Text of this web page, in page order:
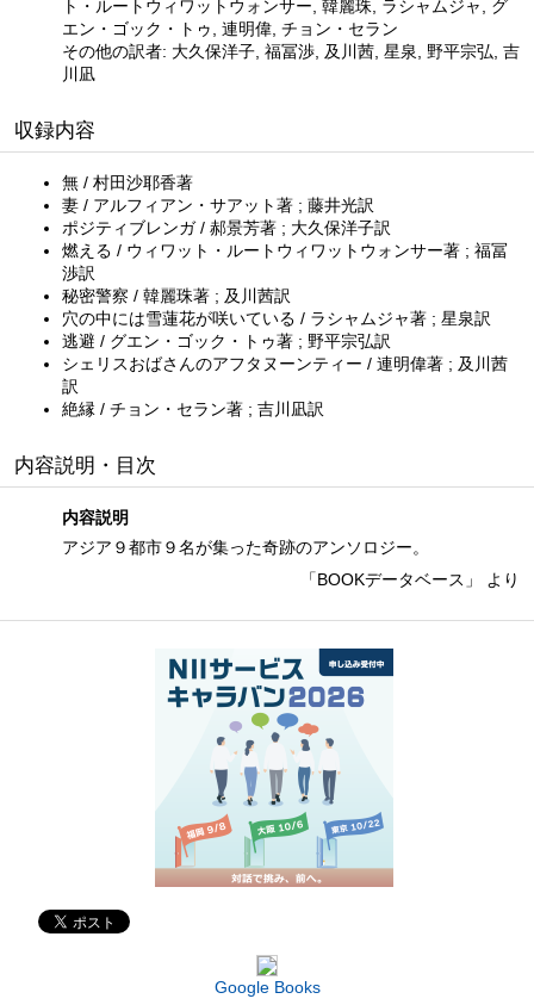
ト・ルートウィワットウォンサー, 韓麗珠, ラシャムジャ, グ
エン・ゴック・トゥ, 連明偉, チョン・セラン
その他の訳者: 大久保洋子, 福冨渉, 及川茜, 星泉, 野平宗弘, 吉
川凪
収録内容
無 / 村田沙耶香著
妻 / アルフィアン・サアット著 ; 藤井光訳
ポジティブレンガ / 郝景芳著 ; 大久保洋子訳
燃える / ウィワット・ルートウィワットウォンサー著 ; 福冨
渉訳
秘密警察 / 韓麗珠著 ; 及川茜訳
穴の中には雪蓮花が咲いている / ラシャムジャ著 ; 星泉訳
逃避 / グエン・ゴック・トゥ著 ; 野平宗弘訳
シェリスおばさんのアフタヌーンティー / 連明偉著 ; 及川茜
訳
絶縁 / チョン・セラン著 ; 吉川凪訳
内容説明・目次
内容説明
アジア９都市９名が集った奇跡のアンソロジー。
「BOOKデータベース」 より
Google Books